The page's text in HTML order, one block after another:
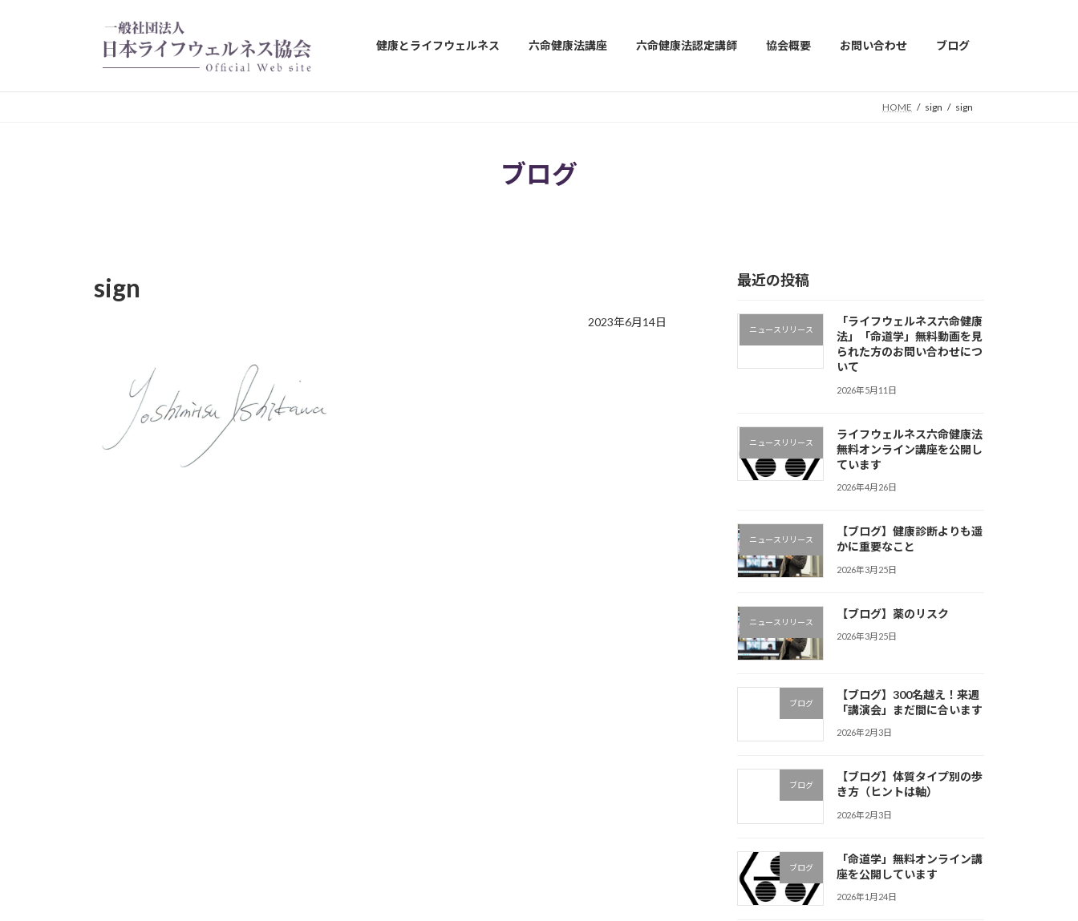
健康とライフウェルネス 六命健康法講座 六命健康法認定講師 協会概要 お問い合わせ ブログ
HOME sign sign
ブログ
sign
2023年6月14日
最近の投稿
ニュースリリース
「ライフウェルネス六命健康
法」「命道学」無料動画を見
られた方のお問い合わせにつ
いて
2026年5月11日
ニュースリリース
ライフウェルネス六命健康法
無料オンライン講座を公開し
ています
2026年4月26日
ニュースリリース
【ブログ】健康診断よりも遥
かに重要なこと
2026年3月25日
ニュースリリース
【ブログ】薬のリスク
2026年3月25日
ブログ
【ブログ】300名越え！来週
「講演会」まだ間に合います
2026年2月3日
ブログ
【ブログ】体質タイプ別の歩
き方（ヒントは軸）
2026年2月3日
ブログ
「命道学」無料オンライン講
座を公開しています
2026年1月24日